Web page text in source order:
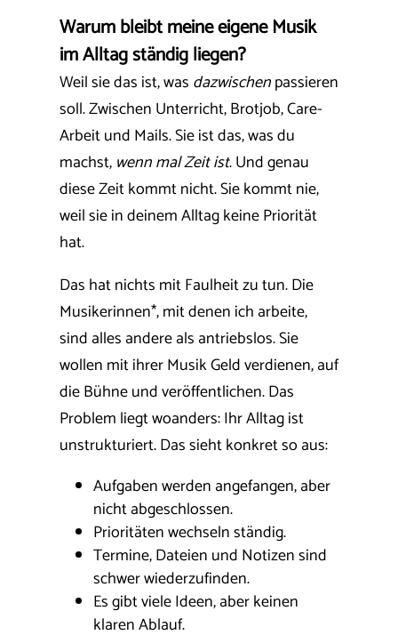
Warum bleibt meine eigene Musik
im Alltag ständig liegen?
Weil sie das ist, was dazwischenpassieren
soll. Zwischen Unterricht, Brotjob, Care-
Arbeit und Mails. Sie ist das, was du
machst, wenn mal Zeit ist. Und genau
diese Zeit kommt nicht. Sie kommt nie,
weil sie in deinem Alltag keine Priorität
hat.
Das hat nichts mit Faulheit zu tun. Die
Musikerinnen*, mit denen ich arbeite,
sind alles andere als antriebslos. Sie
wollen mit ihrer Musik Geld verdienen, auf
die Bühne und veröffentlichen. Das
Problem liegt woanders: Ihr Alltag ist
unstrukturiert. Das sieht konkret so aus:
Aufgaben werden angefangen, aber
nicht abgeschlossen.
Prioritäten wechseln ständig.
Termine, Dateien und Notizen sind
schwer wiederzufinden.
Es gibt viele Ideen, aber keinen
klaren Ablauf.